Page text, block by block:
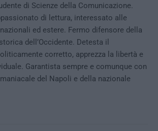
di Scienze della Comunicazione.
di lettura, interessato alle
ed estere. Fermo difensore della
dell’Occidente. Detesta il
corretto, apprezza la libertà e
Garantista sempre e comunque con
del Napoli e della nazionale